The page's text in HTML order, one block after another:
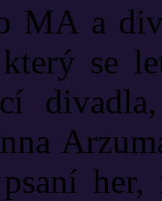
MA a
se